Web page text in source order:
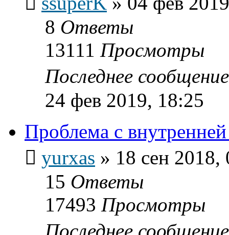
8 Ответы
13111 Просмотры
Последнее
24 фев 2019, 18:25
Проблема с
yurxas » 18 сен 2018,
15 Ответы
17493 Просмотры
Последнее